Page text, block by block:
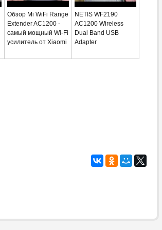
Обзор Mi WiFi Range
Extender AC1200 -
самый мощный Wi-Fi
усилитель от Xiaomi
NETIS WF2190
AC1200 Wireless
Dual Band USB
Adapter